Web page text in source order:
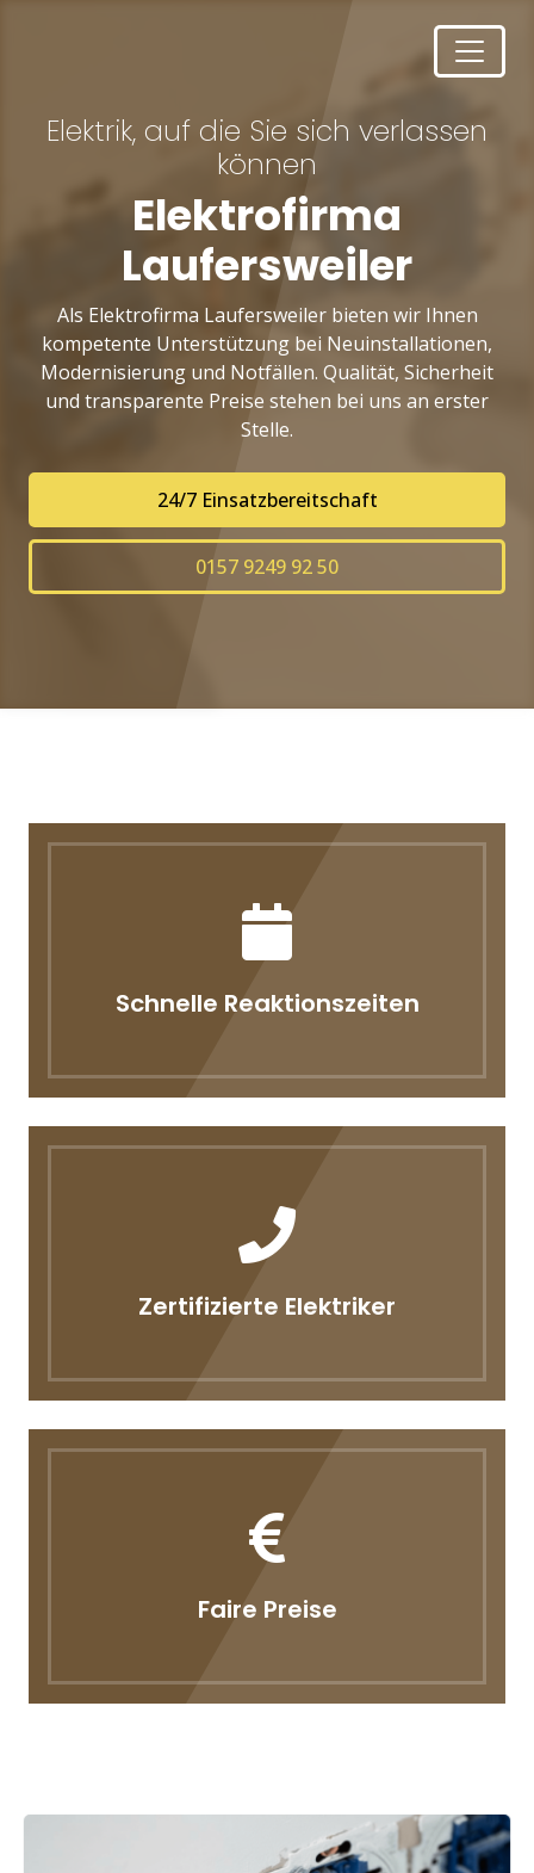
Elektrik, auf die Sie sich verlassen
können
Elektrofirma
Laufersweiler
Als Elektrofirma Laufersweiler bieten wir Ihnen
kompetente Unterstützung bei Neuinstallationen,
Modernisierung und Notfällen. Qualität, Sicherheit
und transparente Preise stehen bei uns an erster
Stelle.
24/7 Einsatzbereitschaft
0157 9249 92 50
Schnelle Reaktionszeiten
Zertifizierte Elektriker
Faire Preise